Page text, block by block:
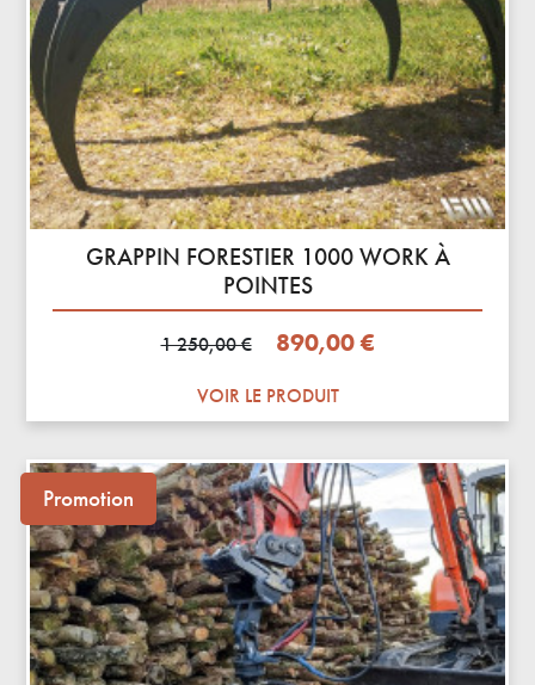
GRAPPIN FORESTIER 1000 WORK À
POINTES
Prix de base
1 250,00 € Prix890,00 €
VOIR LE PRODUIT
Promotion